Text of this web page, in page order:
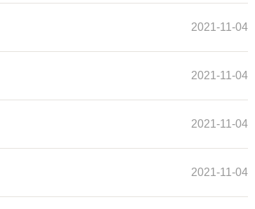
2021-11-04
2021-11-04
2021-11-04
2021-11-04